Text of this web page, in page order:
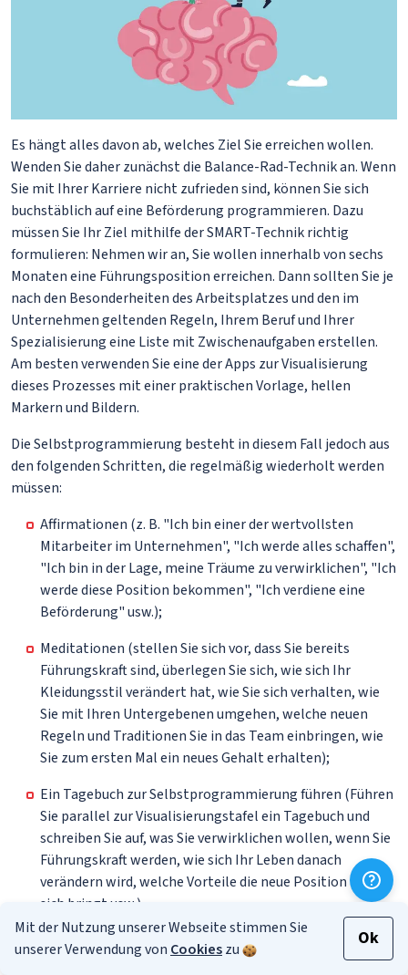
Es hängt alles davon ab, welches Ziel Sie erreichen wollen.
Wenden Sie daher zunächst die Balance-Rad-Technik an. Wenn
Sie mit Ihrer Karriere nicht zufrieden sind, können Sie sich
buchstäblich auf eine Beförderung programmieren. Dazu
müssen Sie Ihr Ziel mithilfe der SMART-Technik richtig
formulieren: Nehmen wir an, Sie wollen innerhalb von sechs
Monaten eine Führungsposition erreichen. Dann sollten Sie je
nach den Besonderheiten des Arbeitsplatzes und den im
Unternehmen geltenden Regeln, Ihrem Beruf und Ihrer
Spezialisierung eine Liste mit Zwischenaufgaben erstellen.
Am besten verwenden Sie eine der Apps zur Visualisierung
dieses Prozesses mit einer praktischen Vorlage, hellen
Markern und Bildern.
Die Selbstprogrammierung besteht in diesem Fall jedoch aus
den folgenden Schritten, die regelmäßig wiederholt werden
müssen:
Affirmationen (z. B. "Ich bin einer der wertvollsten
Mitarbeiter im Unternehmen", "Ich werde alles schaffen",
"Ich bin in der Lage, meine Träume zu verwirklichen", "Ich
werde diese Position bekommen", "Ich verdiene eine
Beförderung" usw.);
Meditationen (stellen Sie sich vor, dass Sie bereits
Führungskraft sind, überlegen Sie sich, wie sich Ihr
Kleidungsstil verändert hat, wie Sie sich verhalten, wie
Sie mit Ihren Untergebenen umgehen, welche neuen
Regeln und Traditionen Sie in das Team einbringen, wie
Sie zum ersten Mal ein neues Gehalt erhalten);
Ein Tagebuch zur Selbstprogrammierung führen (Führen
Sie parallel zur Visualisierungstafel ein Tagebuch und
schreiben Sie auf, was Sie verwirklichen wollen, wenn Sie
Führungskraft werden, wie sich Ihr Leben danach
verändern wird, welche Vorteile die neue Position mit
sich bringt usw.).
Selbst wenn Ihr Ziel etwas kleiner ist als eine Beförderung in
Ihrer Karriere, z. B. die Gewohnheit, sich regelmäßig zu
Mit der Nutzung unserer Webseite stimmen Sie
unserer Verwendung von Cookieszu Ok